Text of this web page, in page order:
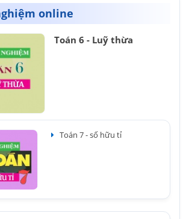
online
Toán 6 - Luỹ thừa
Toán 7 - số hữu tỉ